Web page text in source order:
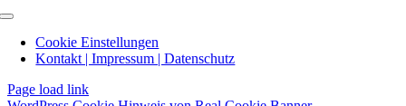
Toggle
NavigationCookie Einstellungen
Kontakt | Impressum | Datenschutz
Page load link